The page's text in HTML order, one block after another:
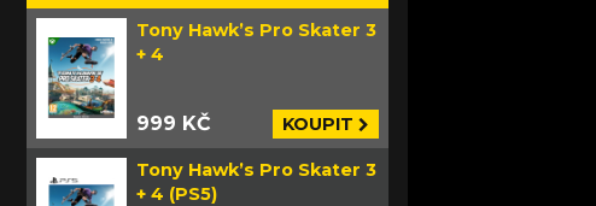
Tony Hawk’s Pro Skater 3
+ 4
999 KČ KOUPIT
Tony Hawk’s Pro Skater 3
+ 4 (PS5)